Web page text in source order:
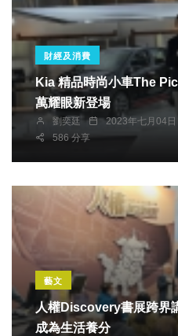
財經及消費
Kia 精品時尚小車The
萬耀眼新登場
劉奕廷 2023年七月04日
586 分享
藝文
人權Discovery書展跨界
成為生活養分